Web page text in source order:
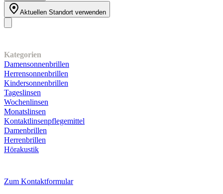
Aktuellen Standort verwenden
Kategorien
Damensonnenbrillen
Herrensonnenbrillen
Kindersonnenbrillen
Tageslinsen
Wochenlinsen
Monatslinsen
Kontaktlinsenpflegemittel
Damenbrillen
Herrenbrillen
Hörakustik
Zum Kontaktformular